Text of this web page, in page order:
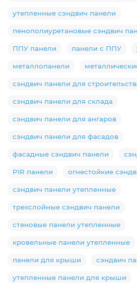
утепленные сэндвич панели
пенополиуретановые сэндвич
ППУ панели панели с ППУ
металлопанели
сэндвич панели для
сэндвич панели для склада
сэндвич панели для ангаров
сэндвич панели для фасадов
фасадные сэндвич панели
PIR панели огнестойкие
сэндвич панели утепленные
трехслойные сэндвич панели
стеновые панели утепленные
кровельные панели утепленные
панели для крыши сэндвич
утепленные панели для крыши